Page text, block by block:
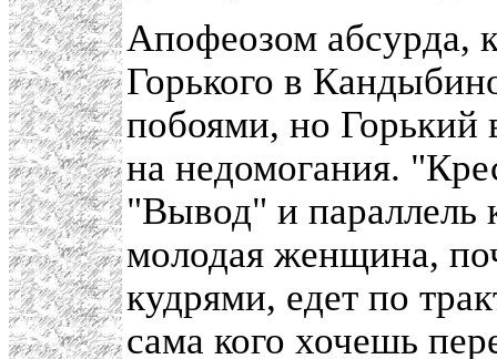
Апофеозом абсурда,
Горького в
побоями, но Горький
на недомогания.
"Вывод" и параллель
молодая женщина,
кудрями, едет по
сама кого хочешь